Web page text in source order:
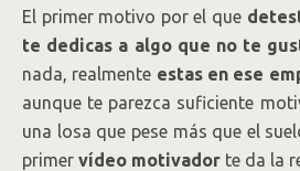
El primer motivo por el que
te dedicas a algo que no te
nada, realmente estas en ese
aunque te parezca suficiente
una losa que pese más que el
primer vídeo motivador te da la